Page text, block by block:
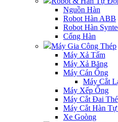
Nguồn Hàn
Robot Hàn ABB
Robot Hàn
Cổng Hàn
Máy Gia Công Thép
Máy Xả Tấm
Máy Xả Băng
Máy Cán Ống
Máy Cắt
Máy Xếp Ống
Máy Cắt Đai
Máy Cắt Hàn
Xe Goòng